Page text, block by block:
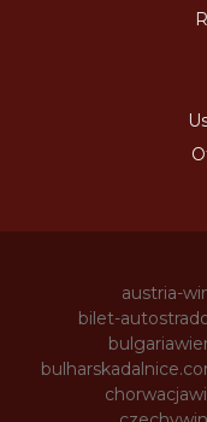
austria-
bilet-